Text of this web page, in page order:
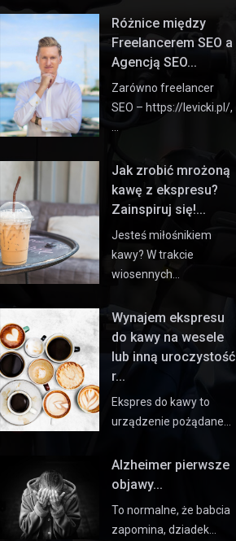
Różnice między
Freelancerem SEO a
Agencją SEO...
Zarówno freelancer
SEO – https://levicki.pl/,
Jak zrobić mrożoną
kawę z ekspresu?
Zainspiruj się!...
Jesteś miłośnikiem
kawy? W trakcie
wiosennych…
Wynajem ekspresu
do kawy na wesele
lub inną uroczystość
r...
Ekspres do kawy to
urządzenie pożądane…
Alzheimer pierwsze
objawy...
To normalne, że babcia
zapomina, dziadek…